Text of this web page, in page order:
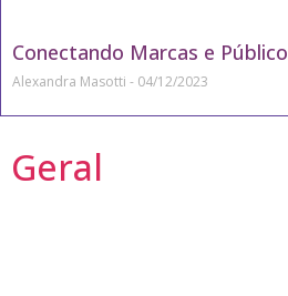
Conectando Marcas e Público
Alexandra Masotti 04/12/2023
Geral